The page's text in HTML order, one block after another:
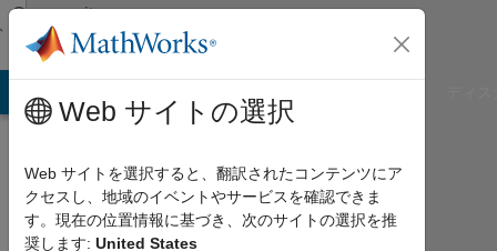
コンテンツへスキップ
Community
Profile
Saumya
Web サイトの選択
Web サイトを選択すると、翻訳されたコンテンツにア
クセスし、地域のイベントやサービスを確認できま
す。現在の位置情報に基づき、次のサイトの選択を推
奨します: United States